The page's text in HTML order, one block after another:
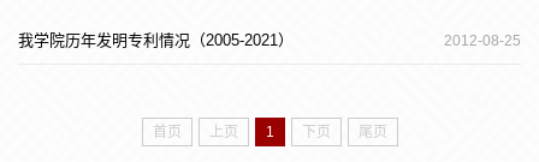
我学院历年发明专利情况（2005-2021） 2012-08-25
首页 上页 1 下页 尾页